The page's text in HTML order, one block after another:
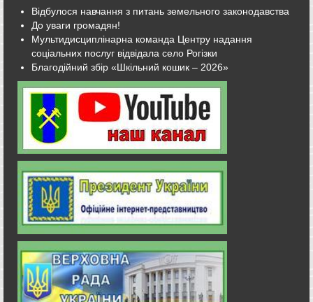
Відбулося навчання з питань земельного законодавства
До уваги громадян!
Мультидисциплінарна команда Центру надання
соціальних послуг відвідала село Рогізки
Благодійний збір «Шкільний кошик – 2026»